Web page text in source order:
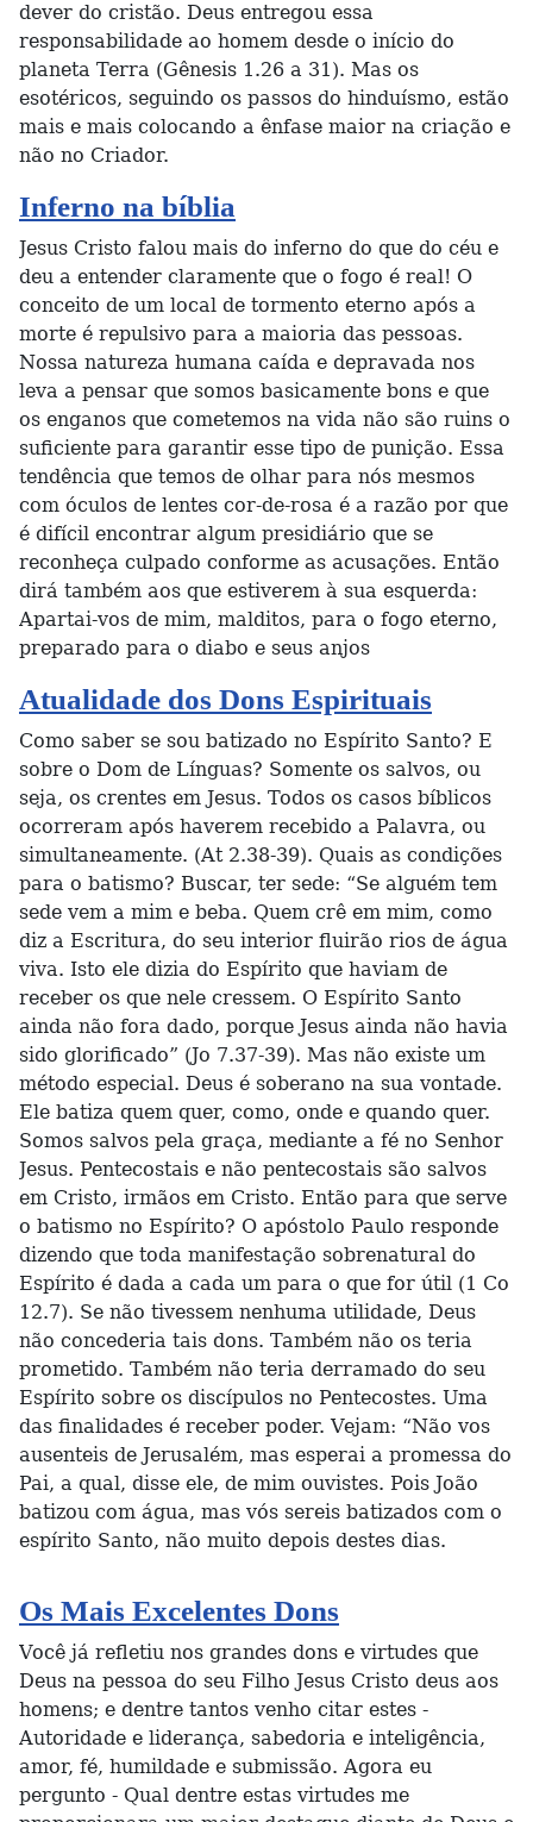
dever do cristão. Deus entregou essa
responsabilidade ao homem desde o início do
planeta Terra (Gênesis 1.26 a 31). Mas os
esotéricos, seguindo os passos do hinduísmo, estão
mais e mais colocando a ênfase maior na criação e
não no Criador.
Inferno na bíblia
Jesus Cristo falou mais do inferno do que do céu e
deu a entender claramente que o fogo é real! O
conceito de um local de tormento eterno após a
morte é repulsivo para a maioria das pessoas.
Nossa natureza humana caída e depravada nos
leva a pensar que somos basicamente bons e que
os enganos que cometemos na vida não são ruins o
suficiente para garantir esse tipo de punição. Essa
tendência que temos de olhar para nós mesmos
com óculos de lentes cor-de-rosa é a razão por que
é difícil encontrar algum presidiário que se
reconheça culpado conforme as acusações. Então
dirá também aos que estiverem à sua esquerda:
Apartai-vos de mim, malditos, para o fogo eterno,
preparado para o diabo e seus anjos
Atualidade dos Dons Espirituais
Como saber se sou batizado no Espírito Santo? E
sobre o Dom de Línguas? Somente os salvos, ou
seja, os crentes em Jesus. Todos os casos bíblicos
ocorreram após haverem recebido a Palavra, ou
simultaneamente. (At 2.38-39). Quais as condições
para o batismo? Buscar, ter sede: “Se alguém tem
sede vem a mim e beba. Quem crê em mim, como
diz a Escritura, do seu interior fluirão rios de água
viva. Isto ele dizia do Espírito que haviam de
receber os que nele cressem. O Espírito Santo
ainda não fora dado, porque Jesus ainda não havia
sido glorificado” (Jo 7.37-39). Mas não existe um
método especial. Deus é soberano na sua vontade.
Ele batiza quem quer, como, onde e quando quer.
Somos salvos pela graça, mediante a fé no Senhor
Jesus. Pentecostais e não pentecostais são salvos
em Cristo, irmãos em Cristo. Então para que serve
o batismo no Espírito? O apóstolo Paulo responde
dizendo que toda manifestação sobrenatural do
Espírito é dada a cada um para o que for útil (1 Co
12.7). Se não tivessem nenhuma utilidade, Deus
não concederia tais dons. Também não os teria
prometido. Também não teria derramado do seu
Espírito sobre os discípulos no Pentecostes. Uma
das finalidades é receber poder. Vejam: “Não vos
ausenteis de Jerusalém, mas esperai a promessa do
Pai, a qual, disse ele, de mim ouvistes. Pois João
batizou com água, mas vós sereis batizados com o
espírito Santo, não muito depois destes dias.
Os Mais Excelentes Dons
Você já refletiu nos grandes dons e virtudes que
Deus na pessoa do seu Filho Jesus Cristo deus aos
homens; e dentre tantos venho citar estes -
Autoridade e liderança, sabedoria e inteligência,
amor, fé, humildade e submissão. Agora eu
pergunto - Qual dentre estas virtudes me